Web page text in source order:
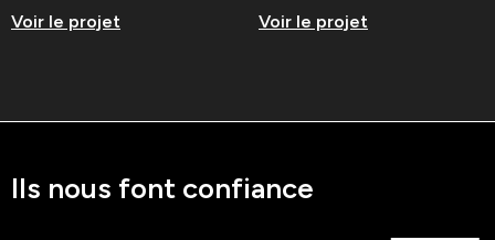
Voir le projet Voir le projet
Ils nous font confiance